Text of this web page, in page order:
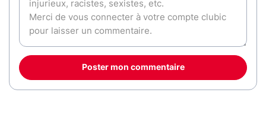
Poster mon commentaire